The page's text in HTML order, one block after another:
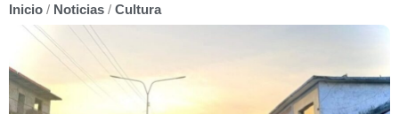
Inicio / Noticias / Cultura